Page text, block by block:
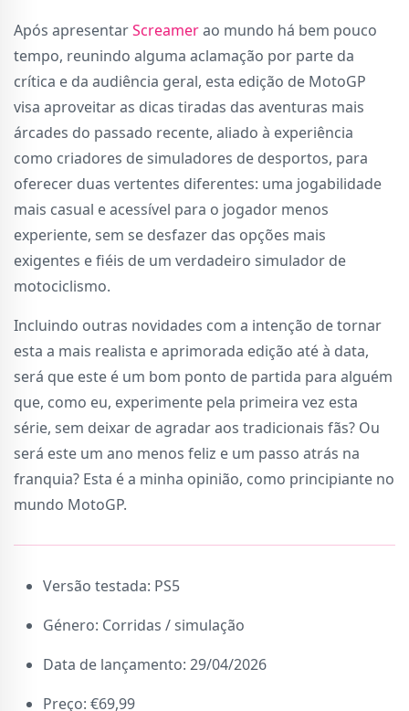
Após apresentarScreamerao mundo há bem pouco
tempo, reunindo alguma aclamação por parte da
crítica e da audiência geral, esta edição de MotoGP
visa aproveitar as dicas tiradas das aventuras mais
árcades do passado recente, aliado à experiência
como criadores de simuladores de desportos, para
oferecer duas vertentes diferentes: uma jogabilidade
mais casual e acessível para o jogador menos
experiente, sem se desfazer das opções mais
exigentes e fiéis de um verdadeiro simulador de
motociclismo.
Incluindo outras novidades com a intenção de tornar
esta a mais realista e aprimorada edição até à data,
será que este é um bom ponto de partida para alguém
que, como eu, experimente pela primeira vez esta
série, sem deixar de agradar aos tradicionais fãs? Ou
será este um ano menos feliz e um passo atrás na
franquia? Esta é a minha opinião, como principiante no
mundo MotoGP.
Versão testada: PS5
Género: Corridas / simulação
Data de lançamento: 29/04/2026
Preço: €69,99